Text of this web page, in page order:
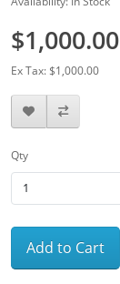
$1,000.00
Ex Tax: $1,000.00
Qty
Add to Cart